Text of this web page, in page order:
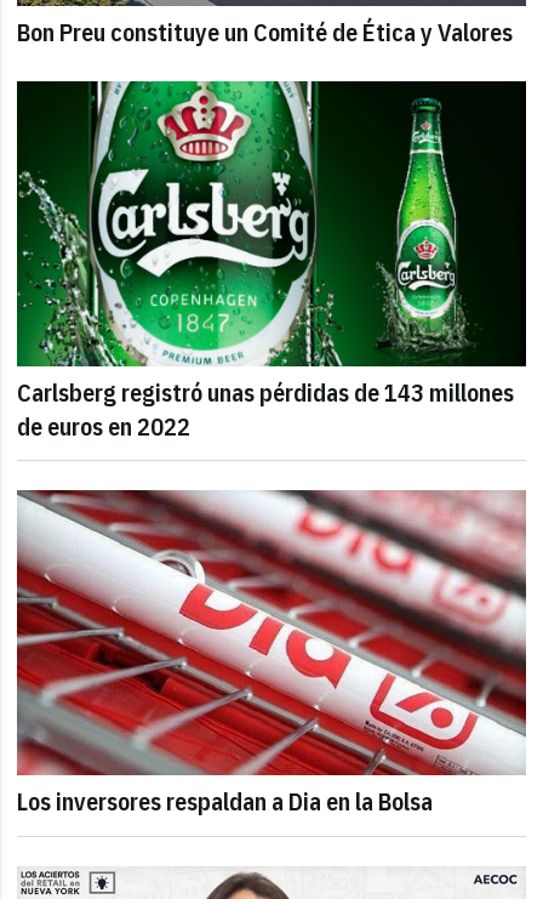
Bon Preu constituye un Comité de Ética y Valores
Carlsberg registró unas pérdidas de 143 millones
de euros en 2022
Los inversores respaldan a Dia en la Bolsa